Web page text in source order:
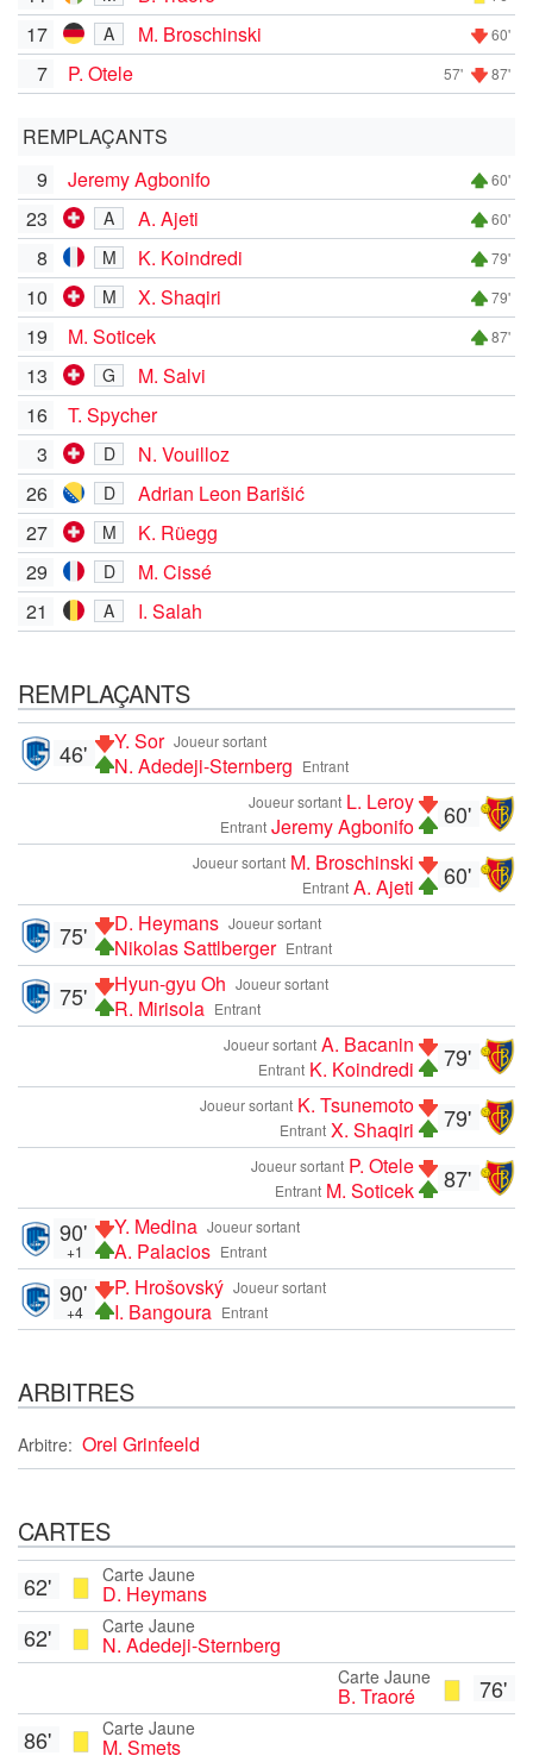
17 A M. Broschinski 60'
7 P. Otele 57' 87'
REMPLAÇANTS
9
Jeremy Agbonifo 60'
23 A A. Ajeti 60'
8 M K. Koindredi 79'
10 M X. Shaqiri 79'
19 M. Soticek 87'
13 G
M. Salvi
16
T. Spycher
3
D
N. Vouilloz
26
D
Adrian Leon Barišić
27
M
K. Rüegg
29
D
M. Cissé
21
A I. Salah
REMPLAÇANTS
Joueur sortant
Y. Sor
Entrant
N. Adedeji-Sternberg
46'
60'
Joueur sortant L. Leroy
Entrant Jeremy Agbonifo
60'
Joueur sortant M. Broschinski
Entrant A. Ajeti
Joueur sortant
D. Heymans
Entrant
Nikolas Sattlberger
75'
Joueur sortant
Hyun-gyu Oh
Entrant
R. Mirisola
75'
79'
Joueur sortant A. Bacanin
Entrant K. Koindredi
79'
Joueur sortant K. Tsunemoto
Entrant X. Shaqiri
87'
Joueur sortant P. Otele
Entrant M. Soticek
Joueur sortant
Y. Medina
Entrant
A. Palacios
90'
+1
Joueur sortant
P. Hrošovský
Entrant
I. Bangoura
90'
+4
ARBITRES
Arbitre: Orel Grinfeeld
CARTES
Carte Jaune
D. Heymans
62'
Carte Jaune
N. Adedeji-Sternberg
62'
76'
Carte Jaune
B. Traoré
Carte Jaune
M. Smets
86'